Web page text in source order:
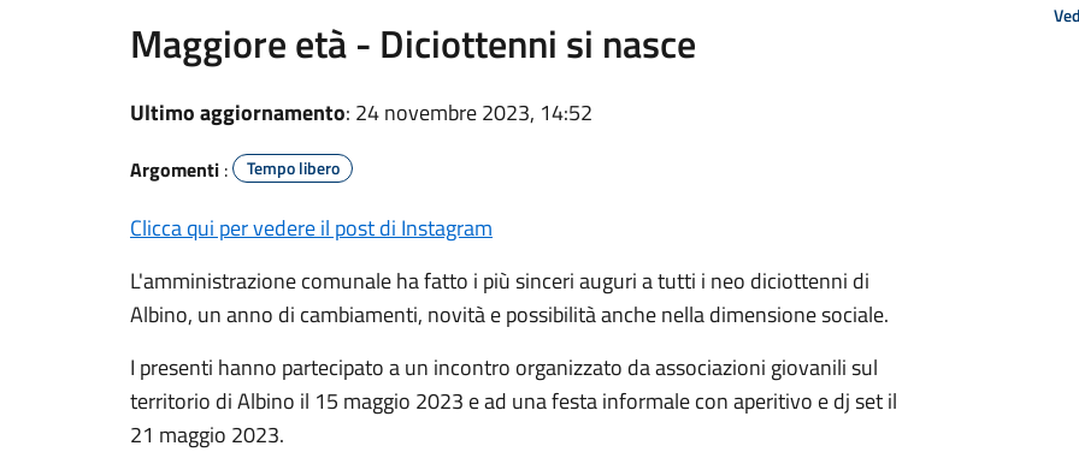
Maggiore età - Diciottenni si nasce
Ultimo aggiornamento: 24 novembre 2023, 14:52
Argomenti : Tempo libero
Clicca qui per vedere il post di Instagram
L'amministrazione comunale ha fatto i più sinceri auguri a tutti i neo diciottenni di
Albino, un anno di cambiamenti, novità e possibilità anche nella dimensione sociale.
I presenti hanno partecipato a un incontro organizzato da associazioni giovanili sul
territorio di Albino il 15 maggio 2023 e ad una festa informale con aperitivo e dj set il
21 maggio 2023.